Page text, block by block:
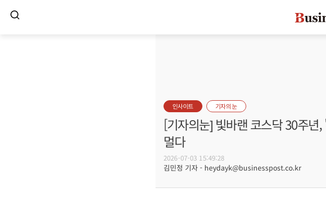
인사이트 기자의 눈
[기자의눈] 빛바랜 코스닥 30주
멀다
2026-07-03 15:49:28
김민정 기자 - heydayk@businesspost.co.kr